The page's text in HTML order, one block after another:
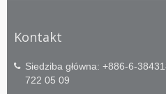
Kontakt
Siedziba główna: +886-6-
722 05 09